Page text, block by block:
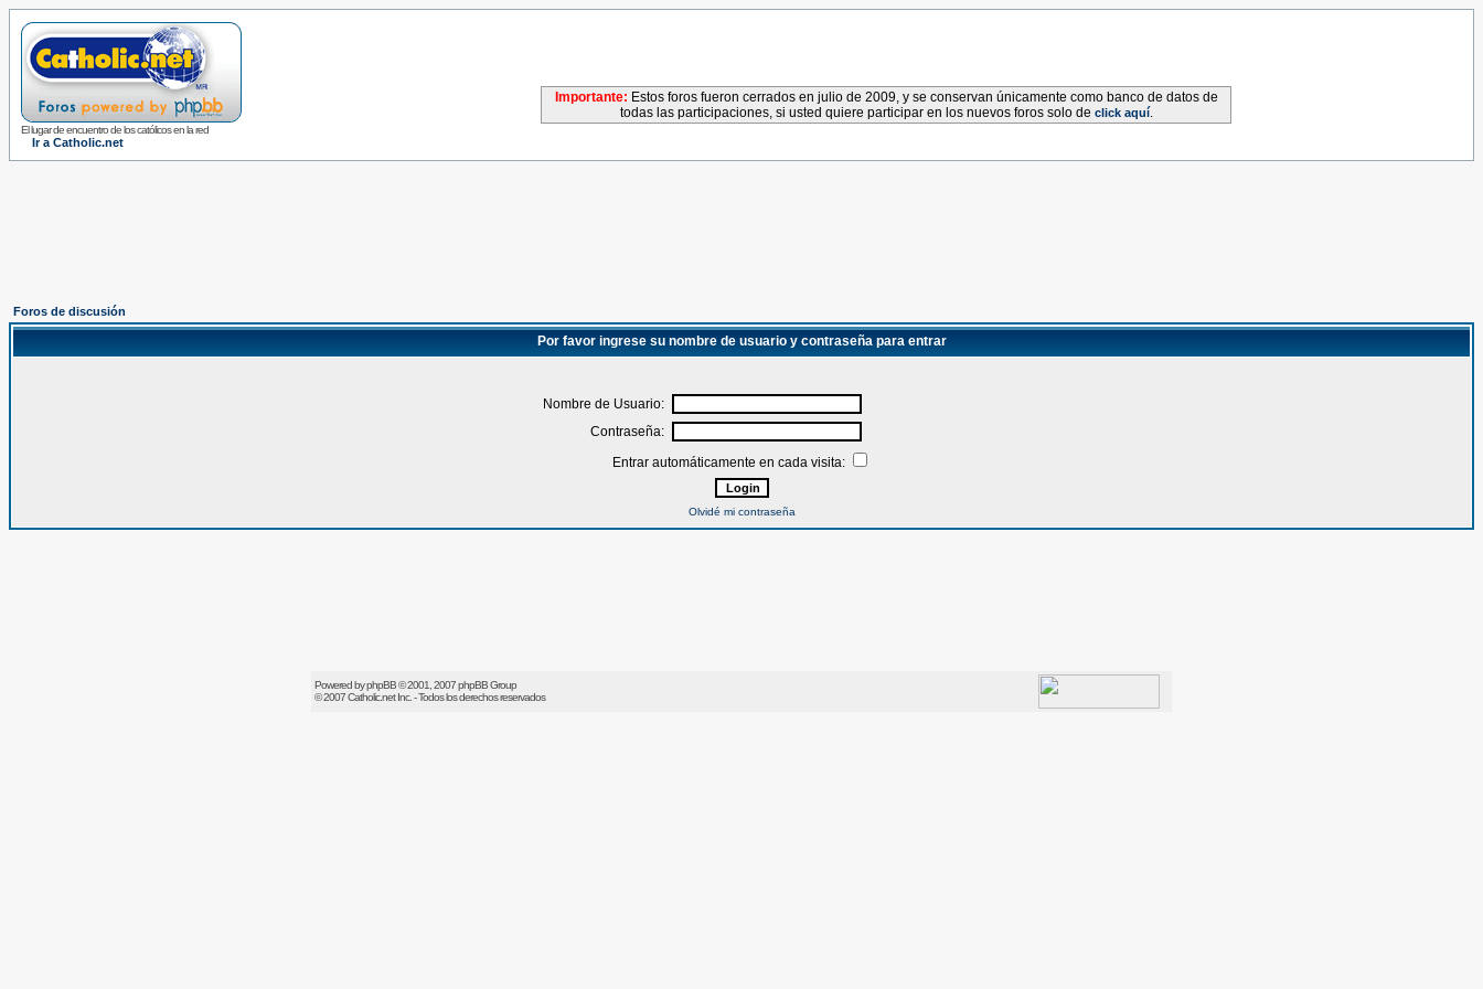
El lugar de encuentro de los católicos en la red
Ir a Catholic.net
Importante: Estos foros fueron cerrados en julio de 2009, y se conservan únicamente como banco de datos de
todas las participaciones, si usted quiere participar en los nuevos foros solo de click aquí.
Foros de discusión
Por favor ingrese su nombre de usuario y contraseña para entrar
Nombre de Usuario:
Contraseña:
Entrar automáticamente en cada visita:
Olvidé mi contraseña
Powered byphpBB© 2001, 2007 phpBB Group
© 2007Catholic.netInc. - Todos los derechos reservados